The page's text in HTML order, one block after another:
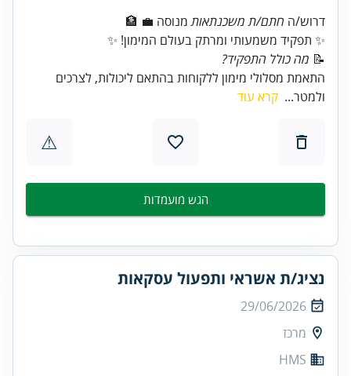
דרוש/ה חתם/ת משכנתאות
✨ תפקיד משמעותי ומרתק בעולם המימון! ✨
📝 מה כולל התפקיד?
התאמת מסלולי מימון ללקוחות בהתאם ליכולות, לצרכים
ולמטר... קרא עוד
⚠
הגש מועמדות
נציג/ת אשראי ותפעול עסקאות
29/06/2026
מרכז
HMS